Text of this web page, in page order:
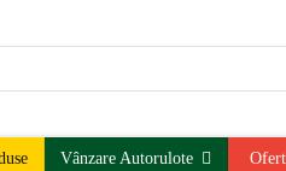
Vânzare Autorulote